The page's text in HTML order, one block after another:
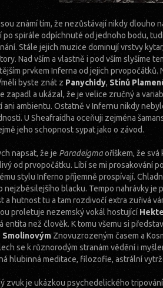
známí tím, že nezůstávají nikdy dlouho
po spirále odpíchnuté od jednoho bodu,
Stále jejich muzice dominují vrstvy
Nad vším a vlastně i pod vším slyšíme
prvkem Inferna od jejich prvopočátků.
byste znát z Panychidy, Stínů
zapadl a ukázal, že je velice zručný a
ani ambientu. Ostatně v Infernu nikdy
U Sheafraidha oceňuji zejména
jeho schopnost sypat jako o závod.
napsat, že je Paradeigmaoříškem, že
od prvopočátku. Líbí se mi prosakování
stylu Inferno příjemně prospívají.
nejzběsilejšího blacku. Tempo nahrávky je
a hutnost tu a tam rozdivočí extra zuřivá
proletuje nezemský vokál hostující
entita než člověk. K tomu všemu si
Smolinovým Znovuzrozeným časem a
se k různorodým stranám vědění i
hlubinná meditace, filozofie, astrální
zvuk je ukázkou psychedelického